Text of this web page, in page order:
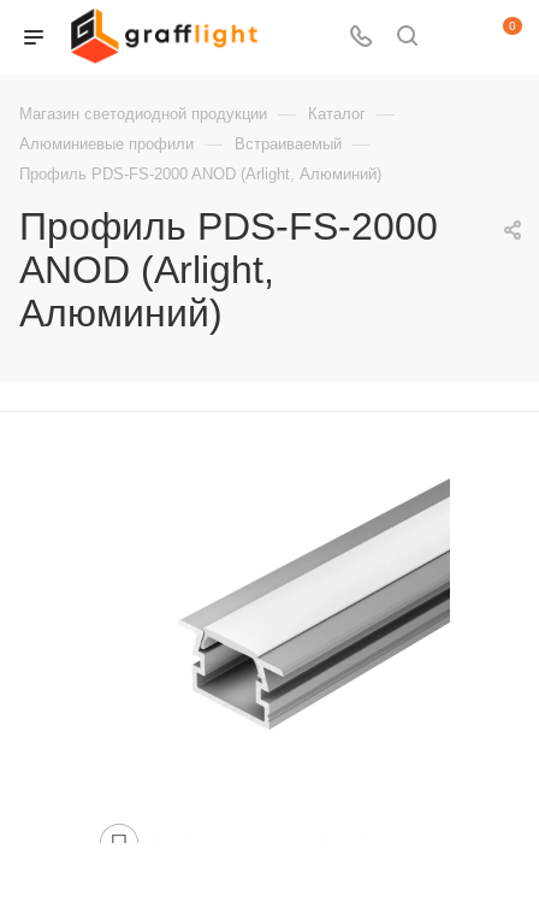
0
Магазин светодиодной продукции — Каталог —
Алюминиевые профили — Встраиваемый —
Профиль PDS-FS-2000 ANOD (Arlight, Алюминий)
Профиль PDS-FS-2000
ANOD (Arlight,
Алюминий)